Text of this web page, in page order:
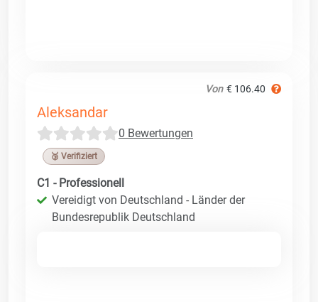
Von € 106.40
Aleksandar
0 Bewertungen
🥉 Verifiziert
C1 - Professionell
Vereidigt von Deutschland - Länder der
Bundesrepublik Deutschland